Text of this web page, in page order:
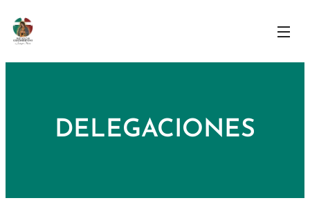
DELEGACIONES